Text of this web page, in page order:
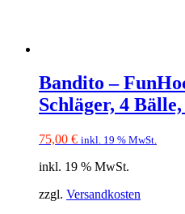
Bandito –
Schläger, 4 Bälle,
75,00 € inkl. 19 % MwSt.
inkl. 19 % MwSt.
zzgl. Versandkosten